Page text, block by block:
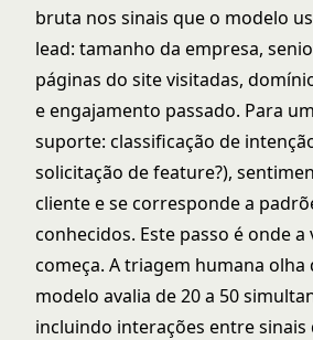
bruta nos sinais que o modelo
lead: tamanho da empresa,
páginas do site visitadas,
e engajamento passado. Para
suporte: classificação de
solicitação de feature?),
cliente e se corresponde a
conhecidos. Este passo é onde
começa. A triagem humana olha
modelo avalia de 20 a 50
incluindo interações entre